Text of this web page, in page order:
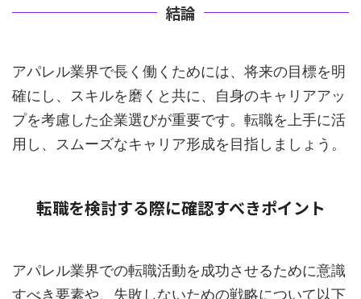
結論
アパレル業界で長く働くためには、将来の目標を明
確にし、スキルを磨くと共に、自身のキャリアアッ
プを考慮した企業選びが重要です。転職を上手に活
用し、スムーズなキャリア形成を目指しましょう。
転職を検討する際に確認すべきポイント
アパレル業界での転職活動を成功させるために意識
すべき要素や、失敗しないための戦略について以下